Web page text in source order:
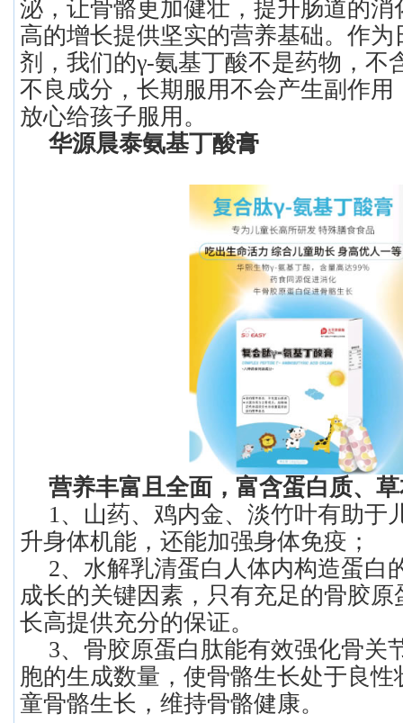
泌，让骨骼更加健壮，提升肠道的消
高的增长提供坚实的营养基础。作
剂，我们的γ-氨基丁酸不是药物，不
不良成分，长期服用不会产生副作用
放心给孩子服用。
华源晨泰氨基丁酸膏
营养丰富且全面，富含蛋白质、
1、山药、鸡内金、淡竹叶有助于
升身体机能，还能加强身体免疫；
2、水解乳清蛋白人体内构造蛋白
成长的关键因素，只有充足的骨胶
长高提供充分的保证。
3、骨胶原蛋白肽能有效强化骨关
胞的生成数量，使骨骼生长处于良
童骨骼生长，维持骨骼健康。